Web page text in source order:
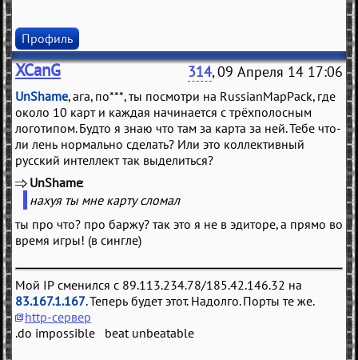
Профиль
XCanG 314, 09 Апреля 14 17:06
UnShame, ага, по***, ты посмотри на RussianMapPack, где
около 10 карт и каждая начинается с трёхполосным
логотипом. Будто я знаю что там за карта за ней. Тебе что-
ли лень нормально сделать? Или это коллективный
русский интеллект так выделиться?
UnShame
нахуя ты мне карту сломал
ты про что? про баржу? так это я не в эдиторе, а прямо во
время игры! (в сингле)
Мой IP сменился с 89.113.234.78/185.42.146.32 на
83.167.1.167. Теперь будет этот. Надолго. Порты те же.
http-сервер
.do impossible beat unbeatable